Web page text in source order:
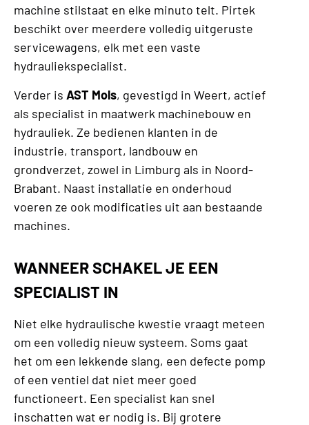
machine stilstaat en elke minuto telt. Pirtek
beschikt over meerdere volledig uitgeruste
servicewagens, elk met een vaste
hydrauliekspecialist.
Verder is AST Mols, gevestigd in Weert, actief
als specialist in maatwerk machinebouw en
hydrauliek. Ze bedienen klanten in de
industrie, transport, landbouw en
grondverzet, zowel in Limburg als in Noord-
Brabant. Naast installatie en onderhoud
voeren ze ook modificaties uit aan bestaande
machines.
WANNEER SCHAKEL JE EEN
SPECIALIST IN
Niet elke hydraulische kwestie vraagt meteen
om een volledig nieuw systeem. Soms gaat
het om een lekkende slang, een defecte pomp
of een ventiel dat niet meer goed
functioneert. Een specialist kan snel
inschatten wat er nodig is. Bij grotere